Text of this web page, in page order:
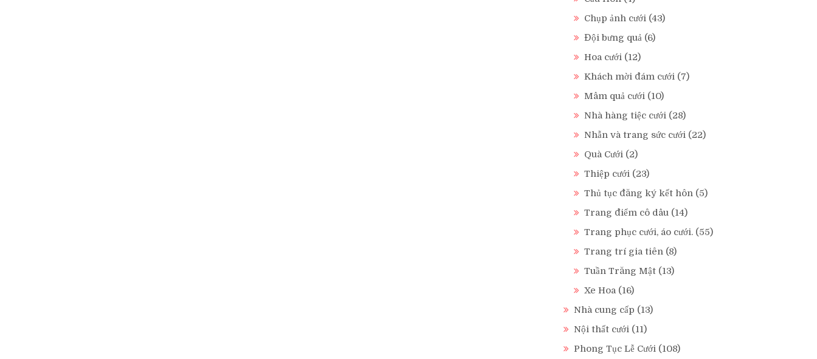
Chụp ảnh cưới (43)
Đội bưng quả (6)
Hoa cưới (12)
Khách mời đám cưới (7)
Mâm quả cưới (10)
Nhà hàng tiệc cưới (28)
Nhẫn và trang sức cưới (22)
Quà Cưới (2)
Thiệp cưới (23)
Thủ tục đăng ký kết hôn (5)
Trang điểm cô dâu (14)
Trang phục cưới, áo cưới. (55)
Trang trí gia tiên (8)
Tuần Trăng Mật (13)
Xe Hoa (16)
Nhà cung cấp (13)
Nội thất cưới (11)
Phong Tục Lễ Cưới (108)